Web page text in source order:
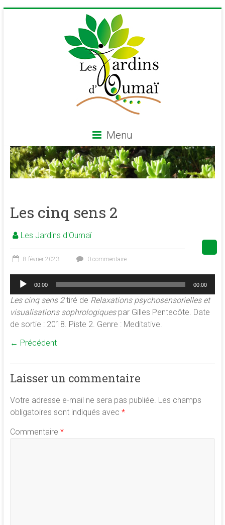
Les
Jardins
Site
d'épanouissement
de
conscience
de
développement
de
association
et
des
ressources
Menu
Les cinq sens 2
Les Jardins d'Oumaï
8 février 2023 0 commentaire
Lecteur
audio
00:00 00:00
Les cinq sens 2tiré de Relaxations psychosensorielles et
visualisations sophrologiquespar Gilles Pentecôte. Date
de sortie : 2018. Piste 2. Genre : Meditative.
← Précédent
Laisser un commentaire
Votre adresse e-mail ne sera pas publiée. Les champs
obligatoires sont indiqués avec *
Commentaire *